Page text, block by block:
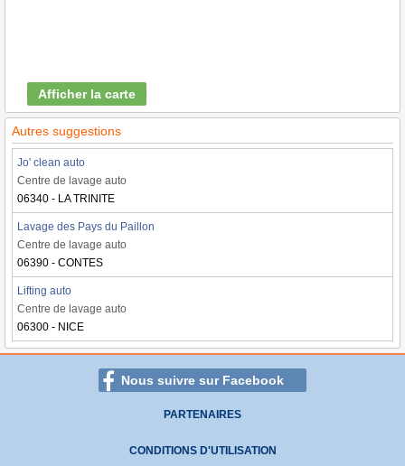
Afficher la carte
Autres suggestions
Jo' clean auto
Centre de lavage auto
06340 - LA TRINITE
Lavage des Pays du Paillon
Centre de lavage auto
06390 - CONTES
Lifting auto
Centre de lavage auto
06300 - NICE
Nous suivre sur Facebook
PARTENAIRES
CONDITIONS D'UTILISATION